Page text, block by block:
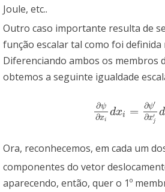
Joule, etc..
Outro caso importante resulta de
função escalar tal como foi definida
Diferenciando ambos os membros
obtemos a seguinte igualdade
∂ψ
∂xi
dxi = ∂ψ′
∂x′
j
d
∂ψ∂xidx i=∂ ψ′∂xj
Ora, reconhecemos, em cada um
componentes do vetor
aparecendo, então, quer o 1º